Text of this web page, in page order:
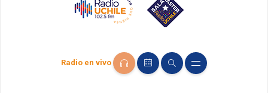
Radio en vivo